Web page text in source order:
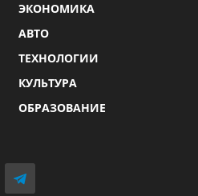
ЭКОНОМИКА
АВТО
ТЕХНОЛОГИИ
КУЛЬТУРА
ОБРАЗОВАНИЕ